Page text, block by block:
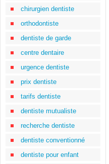
chirurgien dentiste
orthodontiste
dentiste de garde
centre dentaire
urgence dentiste
prix dentiste
tarifs dentiste
dentiste mutualiste
recherche dentiste
dentiste conventionné
dentiste pour enfant